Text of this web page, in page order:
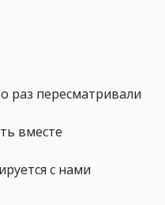
раз пересматривали
вместе
с нами